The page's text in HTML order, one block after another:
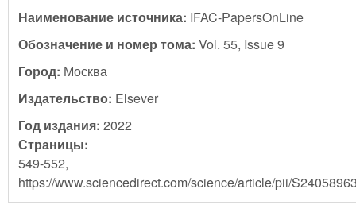
Наименование источника: IFAC-PapersOnLine
Обозначение и номер тома: Vol. 55, Issue 9
Город: Москва
Издательство: Elsever
Год издания: 2022
Страницы:
549-552,
https://www.sciencedirect.com/science/article/pii/